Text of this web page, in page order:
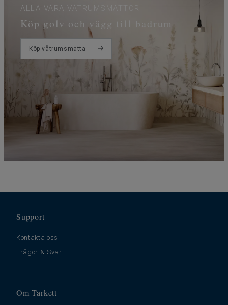
ALLA VÅRA VÅTRUMSMATTOR
Köp golv och vägg till badrum
Köp våtrumsmatta
Support
Kontakta oss
Frågor & Svar
Om Tarkett